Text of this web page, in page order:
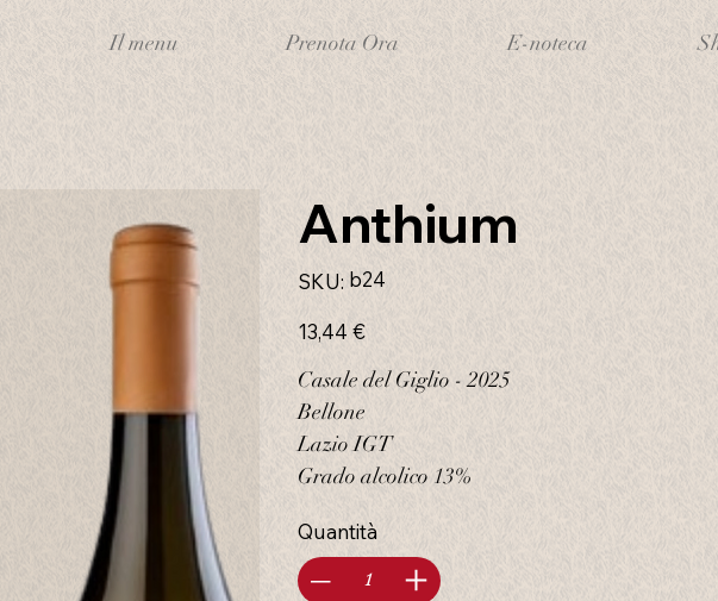
Il menu Prenota Ora E-noteca
Anthium
SKU: SKU
b24
b24
Prezzo
13,44 €
Casale del Giglio - 2025
Bellone
Lazio IGT
Grado alcolico 13%
Quantità